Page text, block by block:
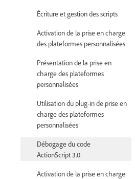
Écriture et gestion des scripts
Activation de la prise en charge
des plateformes personnalisées
Présentation de la prise en
charge des plateformes
personnalisées
Utilisation du plug-in de prise en
charge des plateformes
personnalisées
Débogage du code
ActionScript 3.0
Activation de la prise en charge